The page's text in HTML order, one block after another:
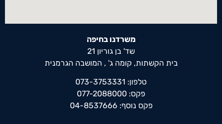
משרדנו בחיפה
שד' בן גוריון 21
בית הקשתות, קומה ג' , המושבה הגרמנית
טלפון: 073-3753331
פקס: 077-2088000
פקס נוסף: 04-8537666